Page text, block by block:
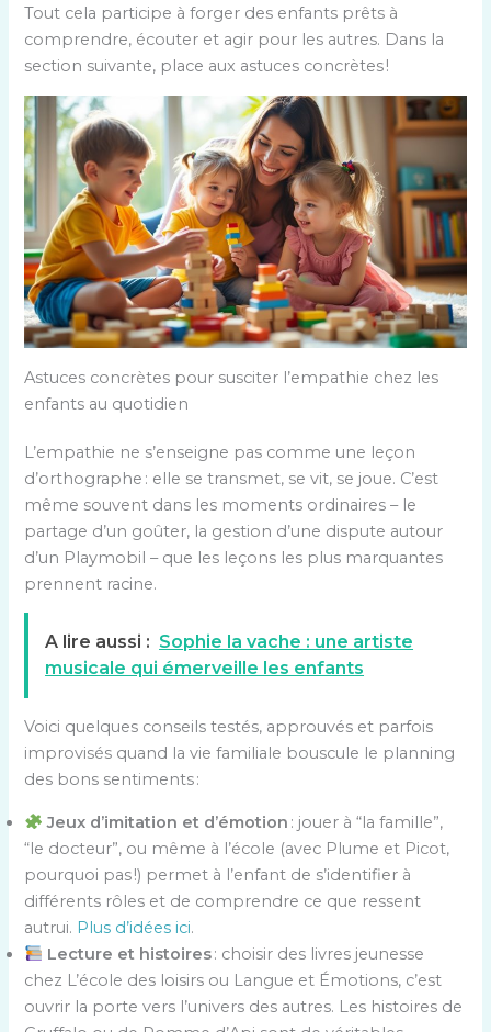
Tout cela participe à forger des enfants prêts à
comprendre, écouter et agir pour les autres. Dans la
section suivante, place aux astuces concrètes !
Astuces concrètes pour susciter l’empathie chez les
enfants au quotidien
L’empathie ne s’enseigne pas comme une leçon
d’orthographe : elle se transmet, se vit, se joue. C’est
même souvent dans les moments ordinaires – le
partage d’un goûter, la gestion d’une dispute autour
d’un Playmobil – que les leçons les plus marquantes
prennent racine.
A lire aussi : Sophie la vache : une artiste
musicale qui émerveille les enfants
Voici quelques conseils testés, approuvés et parfois
improvisés quand la vie familiale bouscule le planning
des bons sentiments :
Jeux d’imitation et d’émotion : jouer à “la famille”,
“le docteur”, ou même à l’école (avec Plume et Picot,
pourquoi pas !) permet à l’enfant de s’identifier à
différents rôles et de comprendre ce que ressent
autrui. Plus d’idées ici.
Lecture et histoires: choisir des livres jeunesse
chez L’école des loisirs ou Langue et Émotions, c’est
ouvrir la porte vers l’univers des autres. Les histoires de